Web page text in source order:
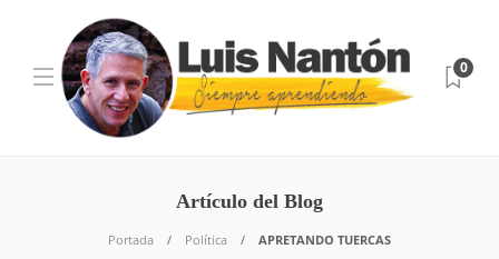
0
Artículo del Blog
Portada Política APRETANDO TUERCAS